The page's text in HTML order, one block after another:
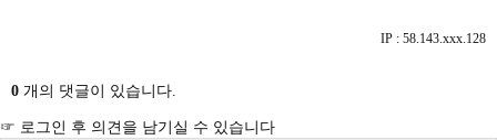
IP : 58.143.xxx.128
0 개의 댓글이 있습니다.
☞ 로그인 후 의견을 남기실 수 있습니다